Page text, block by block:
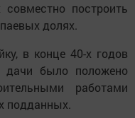
построить
долях.
в конце 40-х годов
дачи было положено
работами
подданных.